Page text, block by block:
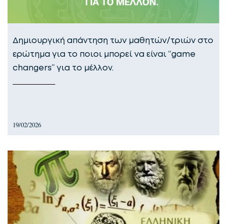
Δημιουργική απάντηση των μαθητών/τριών στο
ερώτημα για το ποιοι μπορεί να είναι “game
changers” για το μέλλον.
19/02/2026